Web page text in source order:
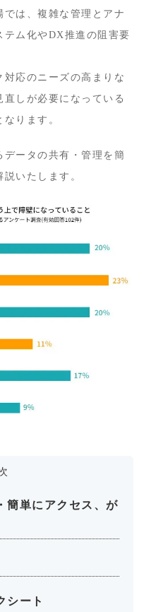
では、複雑な管理とアナ
テム化やDX推進の阻害要
応のニーズの高まりな
しが必要になっている
ります。
ータの共有・管理を簡
いたします。
簡単にアクセス、が
シート